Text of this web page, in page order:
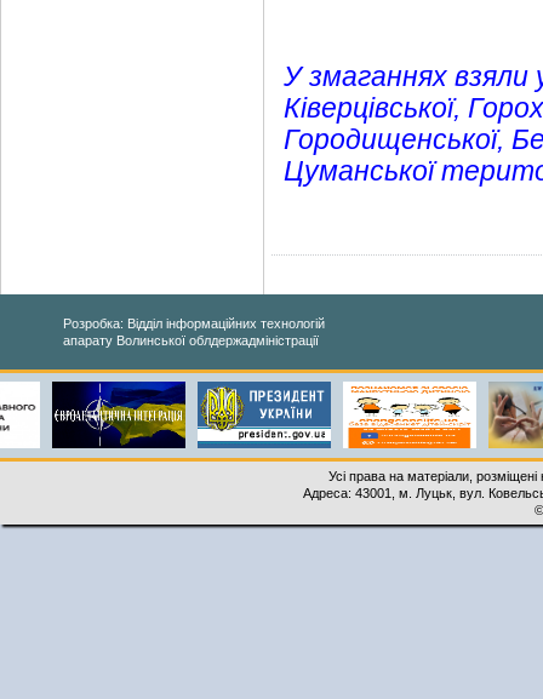
У змаганнях взяли
Ківерцівської,
Городищенської,
Цуманської
Розробка: Відділ інформаційних технологій
апарату Волинської облдержадміністрації
Усі права на матеріали,
Адреса: 43001, м. Луцьк, вул.